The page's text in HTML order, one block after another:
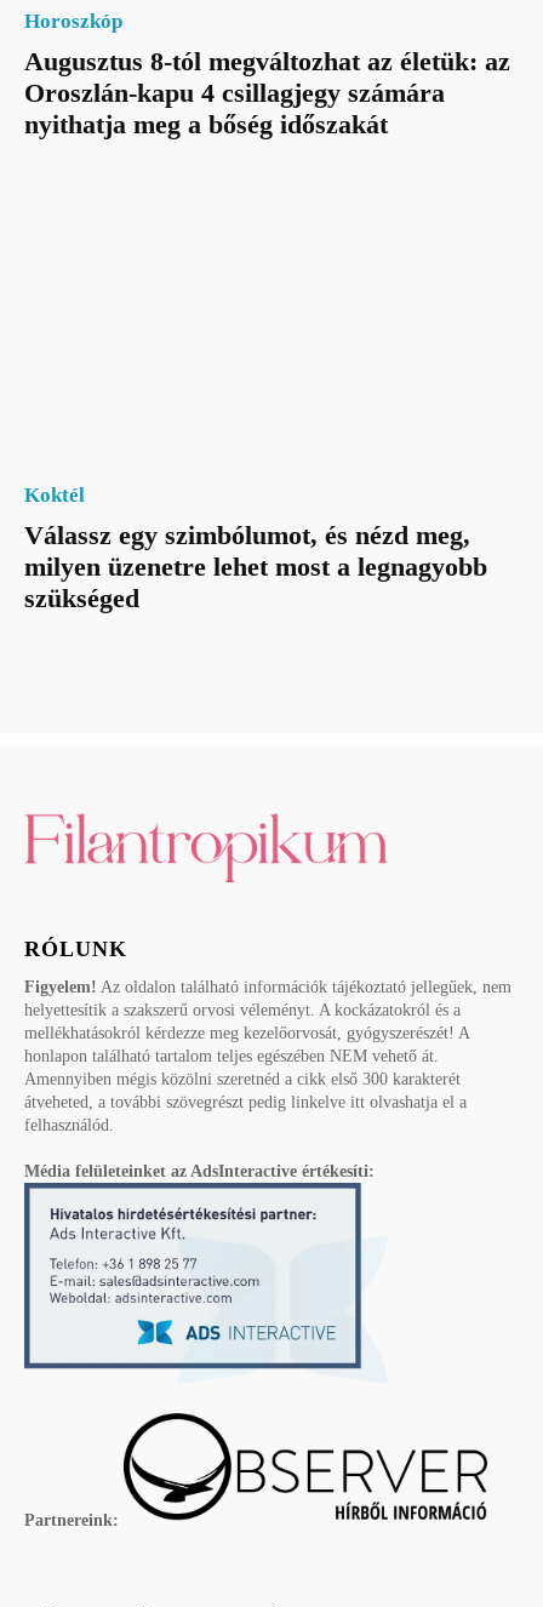
Horoszkóp
Augusztus 8-tól megváltozhat az életük: az
Oroszlán-kapu 4 csillagjegy számára
nyithatja meg a bőség időszakát
Koktél
Válassz egy szimbólumot, és nézd meg,
milyen üzenetre lehet most a legnagyobb
szükséged
RÓLUNK
Figyelem! Az oldalon található információk tájékoztató jellegűek, nem
helyettesítik a szakszerű orvosi véleményt. A kockázatokról és a
mellékhatásokról kérdezze meg kezelőorvosát, gyógyszerészét! A
honlapon található tartalom teljes egészében NEM vehető át.
Amennyiben mégis közölni szeretnéd a cikk első 300 karakterét
átveheted, a további szövegrészt pedig linkelve itt olvashatja el a
felhasználód.
Média felületeinket az AdsInteractive értékesíti:
Partnereink: